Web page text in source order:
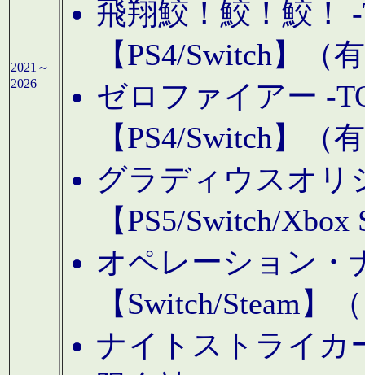
2021～
2026
飛翔鮫！鮫！鮫！
【PS4/Switch】（
ゼロファイアー -
【PS4/Switch】（
グラディウスオリ
【PS5/Switch/
オペレーション・
【Switch/Steam】
ナイトストライカ